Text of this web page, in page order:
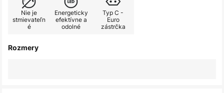
Nie je
stmievateľn
é
Energeticky
efektívne a
odolné
Typ C -
Euro
zástrčka
Rozmery